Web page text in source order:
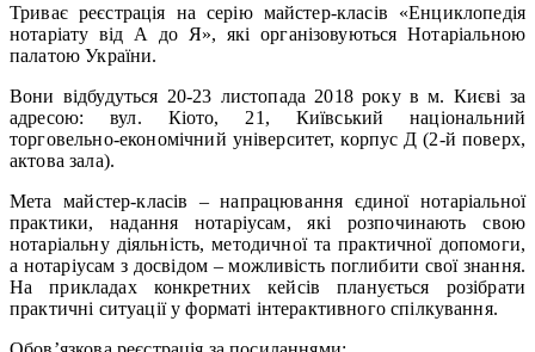
Триває реєстрація на серію майстер-класів «Енциклопедія
нотаріату від А до Я», які організовуються Нотаріальною
палатою України.
Вони відбудуться 20-23 листопада 2018 року в м. Києві за
адресою: вул. Кіото, 21, Київський національний
торговельно-економічний університет, корпус Д (2-й поверх,
актова зала).
Мета майстер-класів – напрацювання єдиної нотаріальної
практики, надання нотаріусам, які розпочинають свою
нотаріальну діяльність, методичної та практичної допомоги,
а нотаріусам з досвідом – можливість поглибити свої знання.
На прикладах конкретних кейсів планується розібрати
практичні ситуації у форматі інтерактивного спілкування.